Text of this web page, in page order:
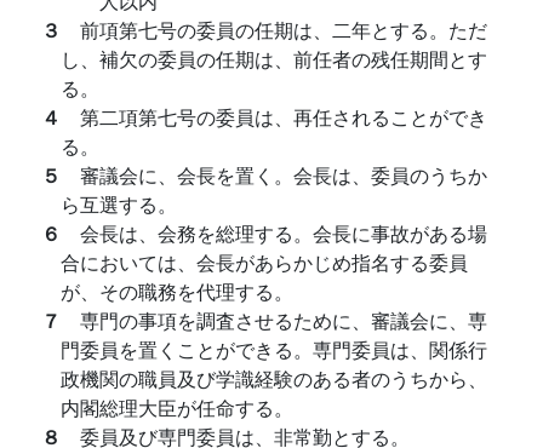
３ 前項第七号の委員の任期は、二年とする。ただ
し、補欠の委員の任期は、前任者の残任期間とす
る。
４ 第二項第七号の委員は、再任されることができ
る。
５ 審議会に、会長を置く。会長は、委員のうちか
ら互選する。
６ 会長は、会務を総理する。会長に事故がある場
合においては、会長があらかじめ指名する委員
が、その職務を代理する。
７ 専門の事項を調査させるために、審議会に、専
門委員を置くことができる。専門委員は、関係行
政機関の職員及び学識経験のある者のうちから、
内閣総理大臣が任命する。
８ 委員及び専門委員は、非常勤とする。